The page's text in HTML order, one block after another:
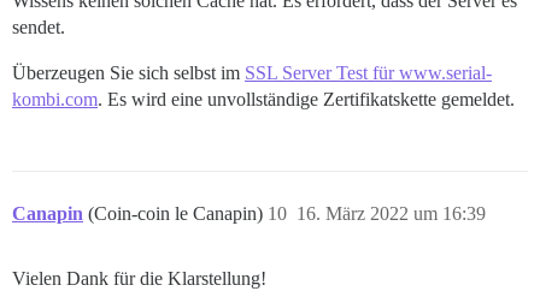
sendet.
Überzeugen Sie sich selbst im SSL Server Test für www.serial-
kombi.com. Es wird eine unvollständige Zertifikatskette gemeldet.
Canapin (Coin-coin le Canapin) 16. März 2022 um 16:39
10
Vielen Dank für die Klarstellung!